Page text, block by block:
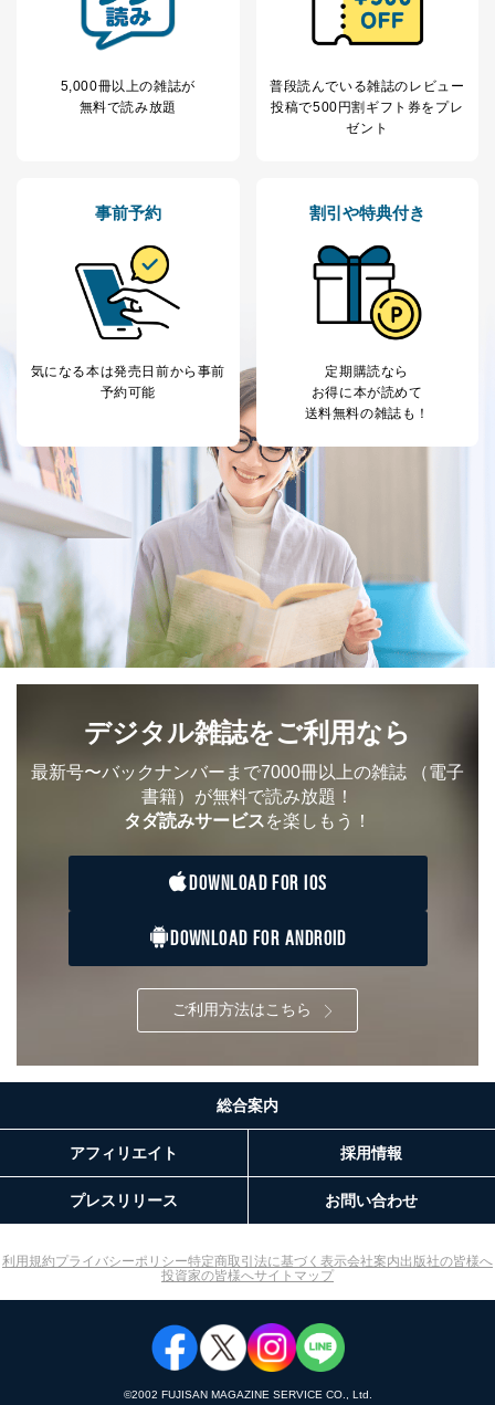
④開示対象個人情報の利用目的が明らかな場合
開示対象個人情報については、保有個人データの本人ま
たはその代理人からの利用目的の通知、開示、変更等
（内容の訂正、追加または削除）、利用停止等（「利用
の停止または消去」「第三者への提供の停止」）の求め
に対応させていただいております。 当社顧客の皆様の
す。マイページをご利用いただけない方、その他の方に
つきましては、下記Aをご覧ください。 また、ご登録い
ただいた個人情報のうち、市町村などの名称および郵便
番号、金融機関の名称あるいはクレジットカードの有効
期限など、商品のお届けやご請求を行う上で支障がある
情報に変更があった場合には、当社が登録情報を変更さ
せていただく場合があります。
開示等の求めは、電話又は電子メールにて下記までお申
し付けください。開示等の求めに際して提出していただ
く書面等については、その際にご案内いたします。
■電話による場合
TEL:0570-200-223
株式会社富士山マガジンサービス 個人情報問い合わせ
係
受付時間：10:00～17:00（土、日、祝、年末年始休業）
■電子メールによる場合
e-mail：
cs@fujisan.co.jp
B.開示等の対応に際して、以下記載の項目のうち2項目
以上での本人確認を実施させていただきます。
号、顧客番号、メールアドレス
商品を購入された法人のお客様：氏名、会社名、部署
名、会社住所、電話番号、顧客番号、メールアドレス
採用に応募された方：氏名、住所、所属学校（会社）
お取引先様：会社名、部署名、氏名、住所
C.代理人様による開示等のご請求
開示等のご請求をすることについて代理人に委任する場
合は、前項の書類に加えて、下記書類をご同封くださ
ご本人様が委任状に捺印し、捺印した印鑑の印鑑登
録証明書を添付してください。
状に代えて、ご本人様との関係がわかる戸籍謄本も
しくは抄本、または住民票をご提出いただくことも
代理人本人であることを確認するための書類
下記書類のうち、いずれかを同封してください。
・運転免許証の写し
・住民票の写し
D.手数料について
郵送料：860円（内訳：定形110円、書留480円、本
人限定受取郵便270円)
(2024年10月1日現在)
5,000冊以上の雑誌が
無料で読み放題
普段読んでいる雑誌のレビュー
投稿で500円割ギフト券をプレ
ゼント
事前予約
気になる本は発売日前から事前
予約可能
割引や特典付き
定期購読なら
お得に本が読めて
送料無料の雑誌も！
デジタル雑誌をご利用なら
最新号〜バックナンバーまで7000冊以上の雑誌 （電子
書籍）が無料で読み放題！
タダ読みサービスを楽しもう！
DOWNLOAD FOR IOS
DOWNLOAD FOR ANDROID
ご利用方法はこちら
総合案内
アフィリエイト 採用情報
プレスリリース お問い合わせ
利用規約プライバシーポリシー特定商取引法に基づく表示会社案内出版社の皆様へ
投資家の皆様へサイトマップ
©︎2002 FUJISAN MAGAZINE SERVICE CO., Ltd.